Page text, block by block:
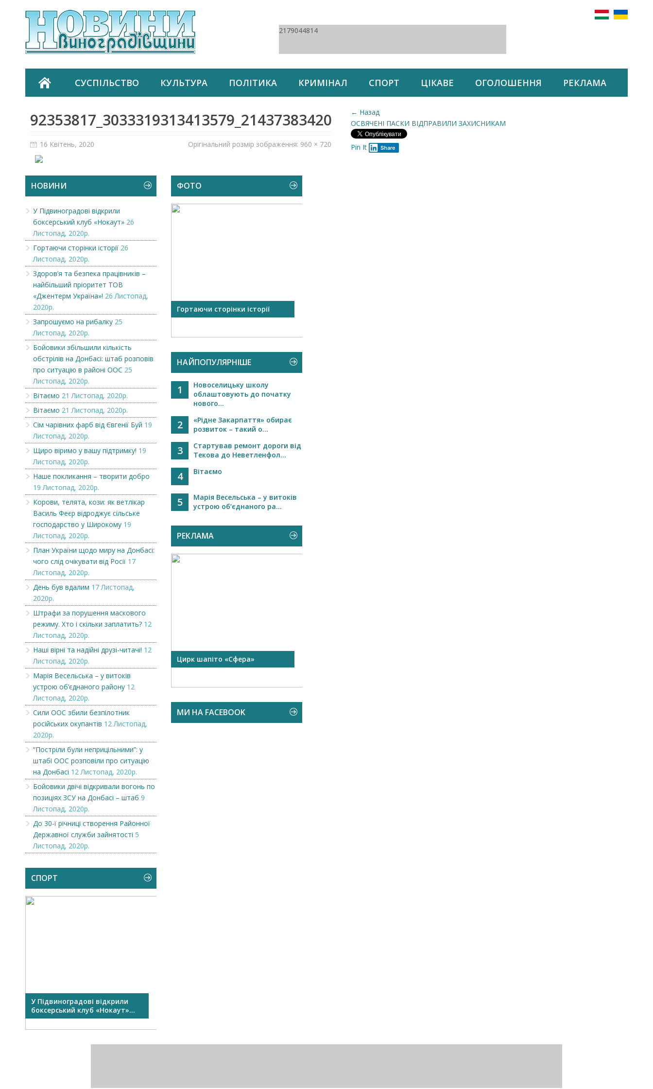
2179044814
СУСПІЛЬСТВО КУЛЬТУРА ПОЛІТИКА КРИМІНАЛ СПОРТ ЦІКАВЕ ОГОЛОШЕННЯ РЕКЛАМА
92353817_3033319313413579_2143738342028607488_o
16 Квітень, 2020 Орігінальний розмір зображення: 960 × 720
← Назад
ОСВЯЧЕНІ ПАСКИ ВІДПРАВИЛИ ЗАХИСНИКАМ
Pin It Share
НОВИНИ
У Підвиноградові відкрили
боксерський клуб «Нокаут» 26
Листопад, 2020р.
Гортаючи сторінки історії 26
Листопад, 2020р.
Здоров’я та безпека працівників –
найбільший пріоритет ТОВ
«Джентерм Україна»! 26 Листопад,
2020р.
Запрошуємо на рибалку 25
Листопад, 2020р.
Бойовики збільшили кількість
обстрілів на Донбасі: штаб розповів
про ситуацію в районі ООС 25
Листопад, 2020р.
Вітаємо 21 Листопад, 2020р.
Вітаємо 21 Листопад, 2020р.
Сім чарівних фарб від Євгенії Буй 19
Листопад, 2020р.
Щиро віримо у вашу підтримку! 19
Листопад, 2020р.
Наше покликання – творити добро
19 Листопад, 2020р.
Корови, телята, кози: як ветлікар
Василь Феєр відроджує сільське
господарство у Широкому 19
Листопад, 2020р.
План України щодо миру на Донбасі:
чого слід очікувати від Росії 17
Листопад, 2020р.
День був вдалим 17 Листопад,
2020р.
Штрафи за порушення маскового
режиму. Хто і скільки заплатить? 12
Листопад, 2020р.
Наші вірні та надійні друзі-читачі! 12
Листопад, 2020р.
Марія Весельська – у витоків
устрою об’єднаного району 12
Листопад, 2020р.
Сили ООС збили безпілотник
російських окупантів 12 Листопад,
2020р.
“Постріли були неприцільними”: у
штабі ООС розповіли про ситуацію
на Донбасі 12 Листопад, 2020р.
Бойовики двічі відкривали вогонь по
позиціях ЗСУ на Донбасі – штаб 9
Листопад, 2020р.
До 30-ї річниці створення Районної
Державної служби зайнятості 5
Листопад, 2020р.
СПОРТ
У Підвиноградові відкрили
боксерський клуб «Нокаут»...
ФОТО
У Підвиноградові відкрили
боксерський клуб «Нокаут»...
Гортаючи сторінки історії
НАЙПОПУЛЯРНІШЕ
1
Новоселицьку школу
облаштовують до початку
нового...
2
«Рідне Закарпаття» обирає
розвиток – такий о...
3
Стартував ремонт дороги від
Текова до Неветленфол...
4 Вітаємо
5
Марія Весельська – у витоків
устрою об’єднаного ра...
РЕКЛАМА
Викупимо бруньки чорної
смородини...
Цирк шапіто «Сфера»
МИ НА FACEBOOK